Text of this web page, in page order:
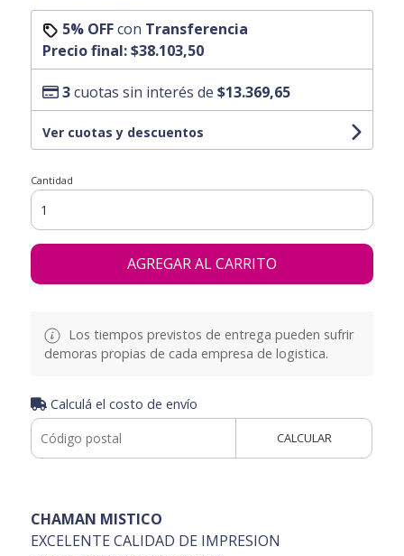
5% OFFcon Transferencia
Precio final:$38.103,50
3cuotas sin interés de $13.369,65
Ver cuotas y descuentos
Cantidad
AGREGAR AL CARRITO
Los tiempos previstos de entrega pueden sufrir
demoras propias de cada empresa de logistica.
Calculá el costo de envío
CALCULAR
CHAMAN MISTICO
EXCELENTE CALIDAD DE IMPRESION